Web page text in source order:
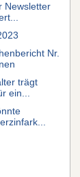
Newsletter
Nr.
trägt
ein...